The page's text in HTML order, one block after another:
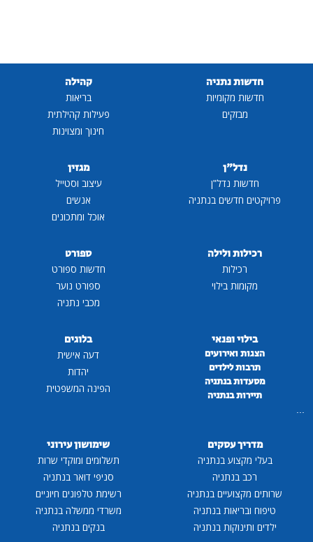
חדשות נתניה
חדשות מקומיות
מבזקים
קהילה
בריאות
פעילות קהילתית
חינוך ומצוינות
נדל"ן
חדשות נדל"ן
פרויקטים חדשים בנתניה
מגזין
עיצוב וסטייל
אנשים
אוכל ומתכונים
רכילות ולילה
רכילות
מקומות בילוי
ספורט
חדשות ספורט
ספורט נוער
מכבי נתניה
בילוי ופנאי
הצגות ואירועים
תרבות לילדים
מסעדות בנתניה
תיירות בנתניה
בלוגים
דעה אישית
יהדות
הפינה המשפטית
מדריך עסקים
בעלי מקצוע בנתניה
רכב בנתניה
שרותים מקצועיים בנתניה
טיפוח ובריאות בנתניה
ילדים ותינוקות בנתניה
שימושון עירוני
תשלומים ומוקדי שרות
סניפי דואר בנתניה
רשימת טלפונים חיוניים
משרדי ממשלה בנתניה
בנקים בנתניה